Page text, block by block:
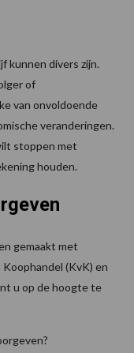
kunnen divers zijn.
of
van onvoldoende
veranderingen.
stoppen met
houden.
gemaakt met
(KvK) en
u op de hoogte te